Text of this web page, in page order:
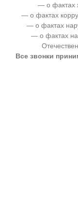
— о фактах
— о фактах
— о фактах
— о фактах
Все звонки